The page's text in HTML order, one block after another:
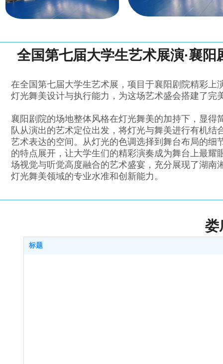
标题
全国第七届大学生艺术展演·襄
在全国第七届大学生艺术展，项目于襄阳剧院精彩上
灯光舞美设计与执行能力，为这场艺术盛会搭建了完
襄阳剧院的场地整体风格在灯光舞美的加持下，显得
队从演出的艺术定位出发，将灯光与舞美进行有机结
艺术表达的空间。从灯光的色调选择到舞台布局的细
的特点展开，让大学生们的精彩演奏成为舞台上最耀
场视觉与听觉高度融合的艺术盛宴，充分展现了湖南
灯光舞美领域的专业水准和创新能力。
娄